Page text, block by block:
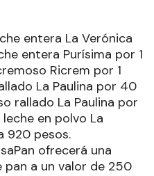
entera La Verónica
entera Purísima por 1
Ricrem por 1
La Paulina por 40
rallado La Paulina por
en polvo La
920 pesos.
ofrecerá una
a un valor de 250